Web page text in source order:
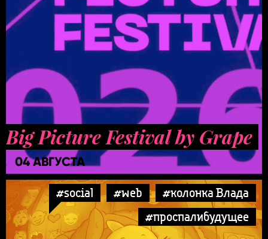
Big Picture Festival by Grape
04 АВГУСТА
#social #web
#колонка Влада
#проспалибудущее